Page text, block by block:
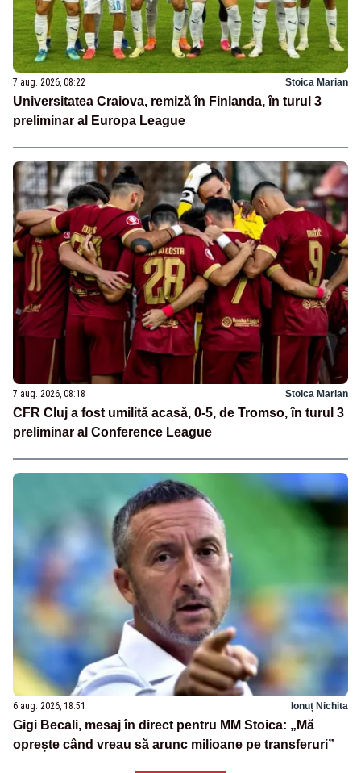
7 aug. 2026, 08:22 Stoica Marian
Universitatea Craiova, remiză în Finlanda, în turul 3
preliminar al Europa League
7 aug. 2026, 08:18 Stoica Marian
CFR Cluj a fost umilită acasă, 0-5, de Tromso, în turul 3
preliminar al Conference League
6 aug. 2026, 18:51 Ionuț Nichita
Gigi Becali, mesaj în direct pentru MM Stoica: „Mă
oprește când vreau să arunc milioane pe transferuri”